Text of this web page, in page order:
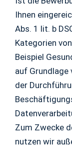
Ihnen
Abs. 1 lit. b
Kategorien
Beispiel
auf Grundlage
der
Zum Zwecke
nutzen wir